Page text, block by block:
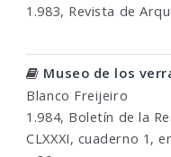
1.983, Revista de
Museo de los
Blanco Freijeiro
1.984, Boletín de la
CLXXXI, cuaderno 1,